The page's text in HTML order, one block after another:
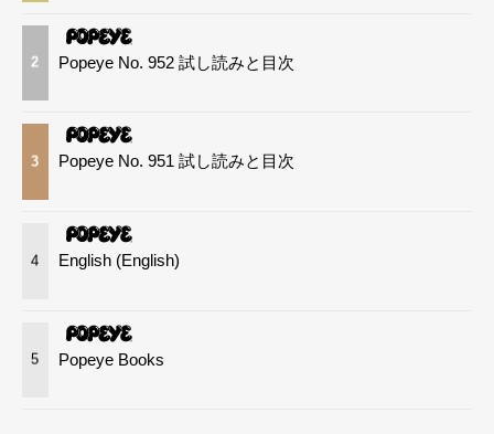
2 Popeye No. 952 試し読みと目次
3 Popeye No. 951 試し読みと目次
4 English (English)
5 Popeye Books